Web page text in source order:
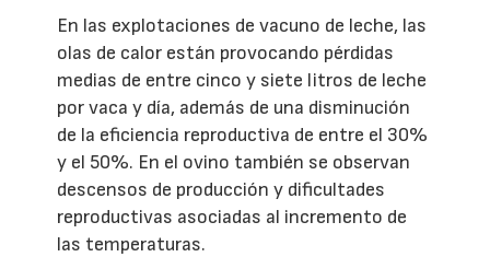
En las explotaciones de vacuno de leche, las
olas de calor están provocando pérdidas
medias de entre cinco y siete litros de leche
por vaca y día, además de una disminución
de la eficiencia reproductiva de entre el 30%
y el 50%. En el ovino también se observan
descensos de producción y dificultades
reproductivas asociadas al incremento de
las temperaturas.